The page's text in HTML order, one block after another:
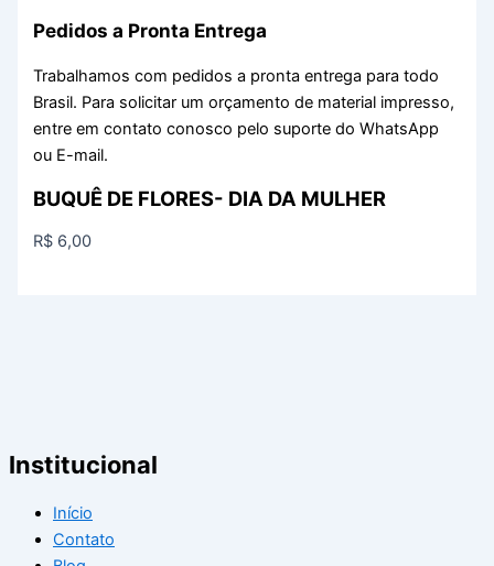
Pedidos a Pronta Entrega
Trabalhamos com pedidos a pronta entrega para todo
Brasil. Para solicitar um orçamento de material impresso,
entre em contato conosco pelo suporte do WhatsApp
ou E-mail.
BUQUÊ DE FLORES- DIA DA MULHER
R$ 6,00
Institucional
Início
Contato